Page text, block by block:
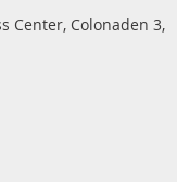
Center, Colonaden 3,